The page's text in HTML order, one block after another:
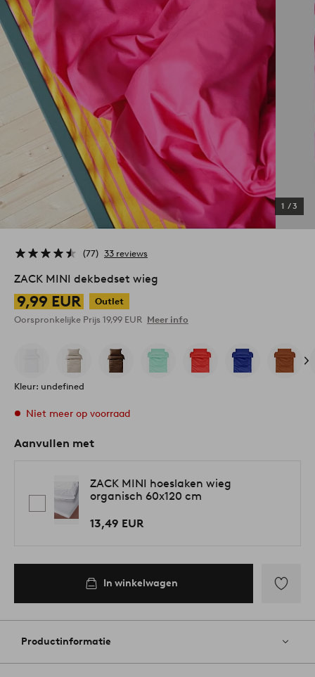
1 /3
77 33 reviews
ZACK MINI dekbedset wieg
9,99 EUR
Outlet
Oorspronkelijke Prijs 19,99 EUR Meer info
Kleur: undefined
Niet meer op voorraad
Aanvullen met
ZACK MINI hoeslaken wieg
organisch 60x120 cm
13,49 EUR
In winkelwagen
aan
Productinformatie